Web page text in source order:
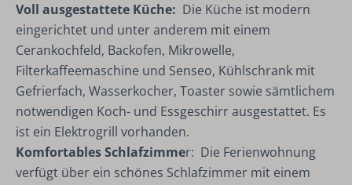
Voll ausgestattete Küche: Die Küche ist modern
eingerichtet und unter anderem mit einem
Cerankochfeld, Backofen, Mikrowelle,
Filterkaffeemaschine und Senseo, Kühlschrank mit
Gefrierfach, Wasserkocher, Toaster sowie sämtlichem
notwendigen Koch- und Essgeschirr ausgestattet. Es
ist ein Elektrogrill vorhanden.
Komfortables Schlafzimmer: Die Ferienwohnung
verfügt über ein schönes Schlafzimmer mit einem